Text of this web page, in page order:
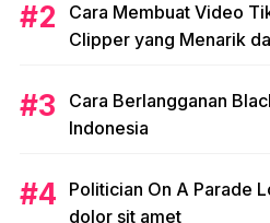
Cara Membuat Video
Clipper yang Menarik
Cara Berlangganan
Indonesia
Politician On A Parade
dolor sit amet